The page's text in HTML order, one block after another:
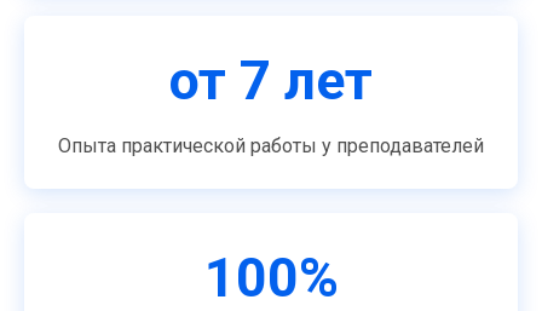
от 7 лет
Опыта практической работы у преподавателей
100%